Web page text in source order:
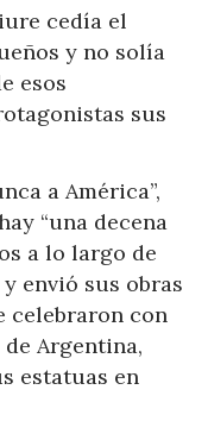
cedía el
y no solía
esos
sus
a América”,
“una decena
a lo largo de
envió sus obras
celebraron con
Argentina,
estatuas en